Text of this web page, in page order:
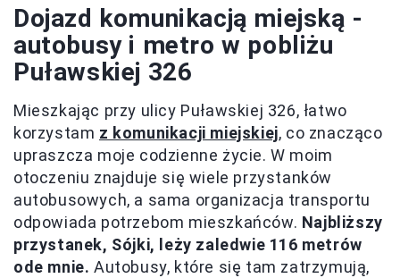
Dojazd komunikacją miejską -
autobusy i metro w pobliżu
Puławskiej 326
Mieszkając przy ulicy Puławskiej 326, łatwo
korzystam z komunikacji miejskiej, co znacząco
upraszcza moje codzienne życie. W moim
otoczeniu znajduje się wiele przystanków
autobusowych, a sama organizacja transportu
odpowiada potrzebom mieszkańców. Najbliższy
przystanek, Sójki, leży zaledwie 116 metrów
ode mnie. Autobusy, które się tam zatrzymują,